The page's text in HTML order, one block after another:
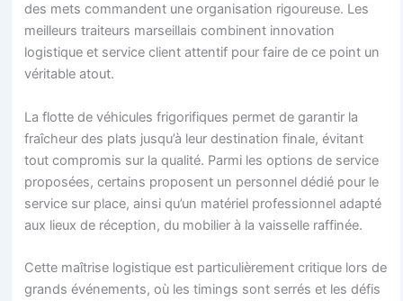
des mets commandent une organisation rigoureuse. Les
meilleurs traiteurs marseillais combinent innovation
logistique et service client attentif pour faire de ce point un
véritable atout.
La flotte de véhicules frigorifiques permet de garantir la
fraîcheur des plats jusqu’à leur destination finale, évitant
tout compromis sur la qualité. Parmi les options de service
proposées, certains proposent un personnel dédié pour le
service sur place, ainsi qu’un matériel professionnel adapté
aux lieux de réception, du mobilier à la vaisselle raffinée.
Cette maîtrise logistique est particulièrement critique lors de
grands événements, où les timings sont serrés et les défis